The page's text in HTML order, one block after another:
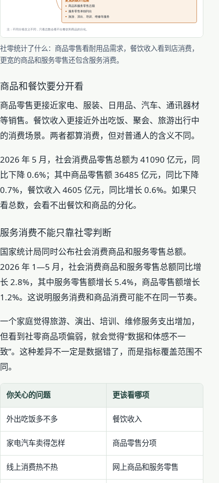
社零统计了什么：商品零售看耐用品需求，餐饮收入看到店消费，
更宽的商品和服务零售还包含服务消费。
商品和餐饮要分开看
商品零售更接近家电、服装、日用品、汽车、通讯器材
等销售。餐饮收入更接近外出吃饭、聚会、旅游出行中
的消费场景。两者都算消费，但对普通人的含义不同。
2026 年 5 月，社会消费品零售总额为 41090 亿元，同
比下降 0.6%；其中商品零售额 36485 亿元，同比下降
0.7%，餐饮收入 4605 亿元，同比增长 0.6%。如果只
看总数，会看不出餐饮和商品的分化。
服务消费不能只靠社零判断
国家统计局同时公布社会消费商品和服务零售总额。
2026 年 1—5 月，社会消费商品和服务零售总额同比增
长 2.8%，其中服务零售额增长 5.4%，商品零售额增长
1.2%。这说明服务消费和商品消费可能不在同一节奏。
一个家庭觉得旅游、演出、培训、维修服务支出增加，
但看到社零商品项偏弱，就会觉得“数据和体感不一
致”。这种差异不一定是数据错了，而是指标覆盖范围不
同。
你关心的问题 更该看哪项
外出吃饭多不多 餐饮收入
家电汽车卖得怎样 商品零售分项
线上消费热不热 网上商品和服务零售